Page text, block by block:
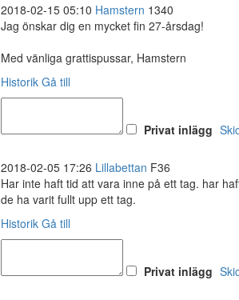
2018-02-15 05:10 Hamstern 1340
Jag önskar dig en mycket fin 27-årsdag!
Med vänliga grattispussar, Hamstern
Historik Gå till
Privat inlägg
2018-02-05 17:26 Lillabettan F36
Har inte haft tid att vara inne på ett tag. har
de ha varit fullt upp ett tag.
Historik Gå till
Privat inlägg